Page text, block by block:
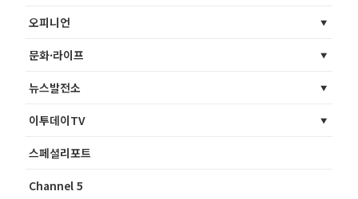
오피니언
문화·라이프
뉴스발전소
이투데이TV
스페셜리포트
Channel 5